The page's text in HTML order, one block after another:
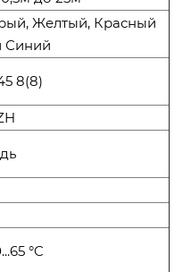
Желтый, Красный
Синий
8(8)
°C